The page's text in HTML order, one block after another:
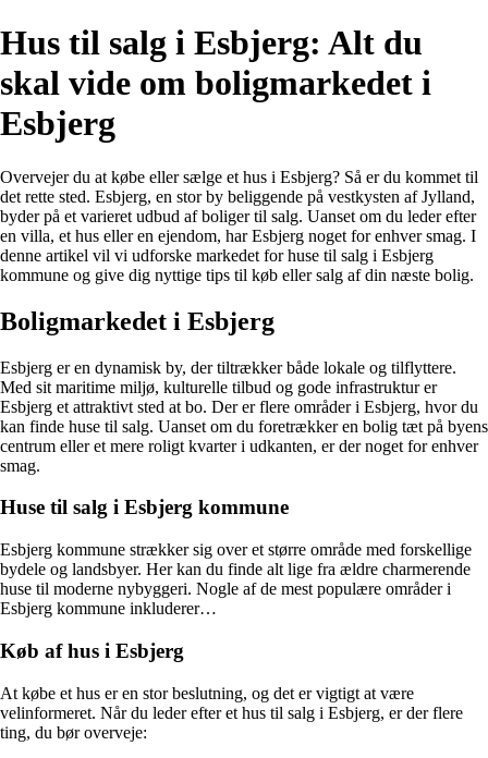
Hus til salg i Esbjerg: Alt du
skal vide om boligmarkedet i
Esbjerg
Overvejer du at købe eller sælge et hus i Esbjerg? Så er du kommet til
det rette sted. Esbjerg, en stor by beliggende på vestkysten af Jylland,
byder på et varieret udbud af boliger til salg. Uanset om du leder efter
en villa, et hus eller en ejendom, har Esbjerg noget for enhver smag. I
denne artikel vil vi udforske markedet for huse til salg i Esbjerg
kommune og give dig nyttige tips til køb eller salg af din næste bolig.
Boligmarkedet i Esbjerg
Esbjerg er en dynamisk by, der tiltrækker både lokale og tilflyttere.
Med sit maritime miljø, kulturelle tilbud og gode infrastruktur er
Esbjerg et attraktivt sted at bo. Der er flere områder i Esbjerg, hvor du
kan finde huse til salg. Uanset om du foretrækker en bolig tæt på byens
centrum eller et mere roligt kvarter i udkanten, er der noget for enhver
smag.
Huse til salg i Esbjerg kommune
Esbjerg kommune strækker sig over et større område med forskellige
bydele og landsbyer. Her kan du finde alt lige fra ældre charmerende
huse til moderne nybyggeri. Nogle af de mest populære områder i
Esbjerg kommune inkluderer…
Køb af hus i Esbjerg
At købe et hus er en stor beslutning, og det er vigtigt at være
velinformeret. Når du leder efter et hus til salg i Esbjerg, er der flere
ting, du bør overveje: